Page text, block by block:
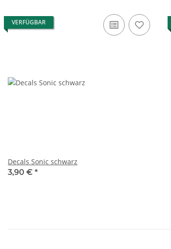
VERFÜGBAR
Decals Sonic schwarz
3,90 € *